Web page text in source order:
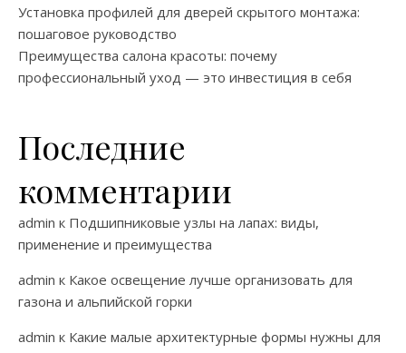
Установка профилей для дверей скрытого монтажа:
пошаговое руководство
Преимущества салона красоты: почему
профессиональный уход — это инвестиция в себя
Последние
комментарии
admin к Подшипниковые узлы на лапах: виды,
применение и преимущества
admin к Какое освещение лучше организовать для
газона и альпийской горки
admin к Какие малые архитектурные формы нужны для